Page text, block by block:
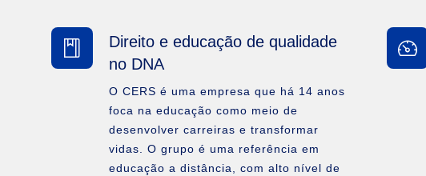
Direito e educação de qualidade
no DNA
O CERS é uma empresa que há 14 anos
foca na educação como meio de
desenvolver carreiras e transformar
vidas. O grupo é uma referência em
educação a distância, com alto nível de